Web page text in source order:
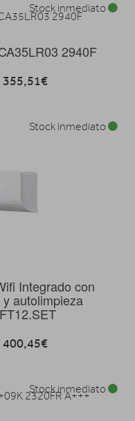
2940F
355,51€
Stock inmediato
Integrado con
autolimpieza
400,45€
Stock inmediato
Stock inmediato